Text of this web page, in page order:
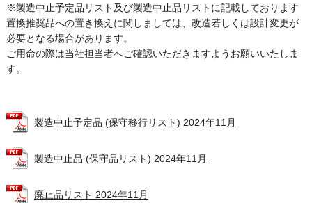
※製造中止予定品リスト及び製造中止品リストに記載しております
置換推奨品への置き換えに関しましては、改造若しくは設計変更が
必要となる場合があります。
ご用命の際は当社担当者へご確認いただきますようお願いいたしま
す。
製造中止予定品 (保守移行リスト) 2024年11月
製造中止品 (保守品リスト) 2024年11月
廃止品リスト 2024年11月